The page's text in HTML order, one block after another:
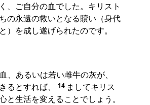
、ご自分の血でした。キリスト
の永遠の救いとなる贖い（身代
を成し遂げられたのです。
、あるいは若い雌牛の灰が、
るとすれば、
14 ましてキリス
と生活を変えることでしょう。